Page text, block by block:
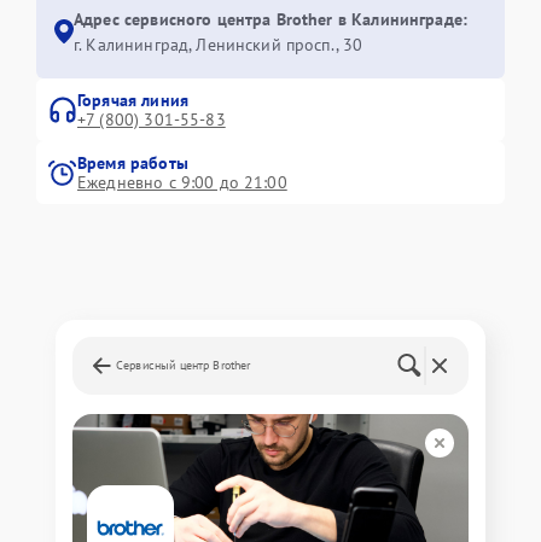
Адрес сервисного центра Brother в Калининграде:
г. Калининград, Ленинский просп., 30
Горячая линия
+7 (800) 301-55-83
Время работы
Ежедневно с 9:00 до 21:00
Сервисный центр Brother